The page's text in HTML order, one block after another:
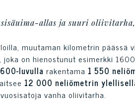
allas ja suuri
muutaman kilometrin päässä
, joka on hienostunut esimerkki
luvulla rakentama 1 550
12 000 neliömetrin
vanha oliivitarha.